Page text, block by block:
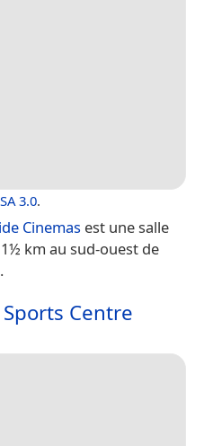
3.0.
Cinemas est une salle
km au sud-ouest de
Centre